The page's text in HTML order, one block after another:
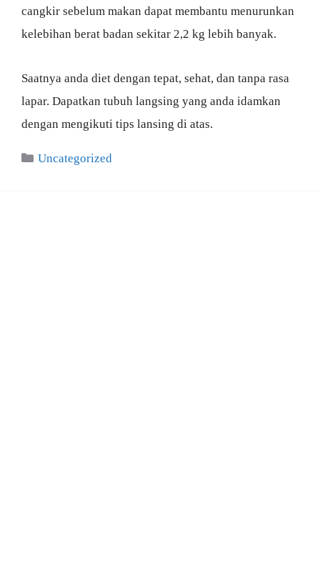
cangkir sebelum makan dapat membantu menurunkan
kelebihan berat badan sekitar 2,2 kg lebih banyak.
Saatnya anda diet dengan tepat, sehat, dan tanpa rasa
lapar. Dapatkan tubuh langsing yang anda idamkan
dengan mengikuti tips lansing di atas.
Categories
Uncategorized